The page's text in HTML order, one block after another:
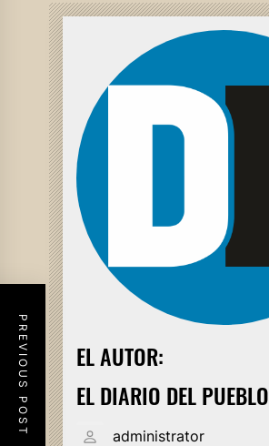
EL AUTOR:
EL DIARIO DEL PUEBLO
administrator
PREVIOUS POST